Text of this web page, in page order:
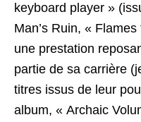
keyboard player »
Man’s Ruin, «
une prestation
partie de sa carrière
titres issus de leur
album, « Archaic